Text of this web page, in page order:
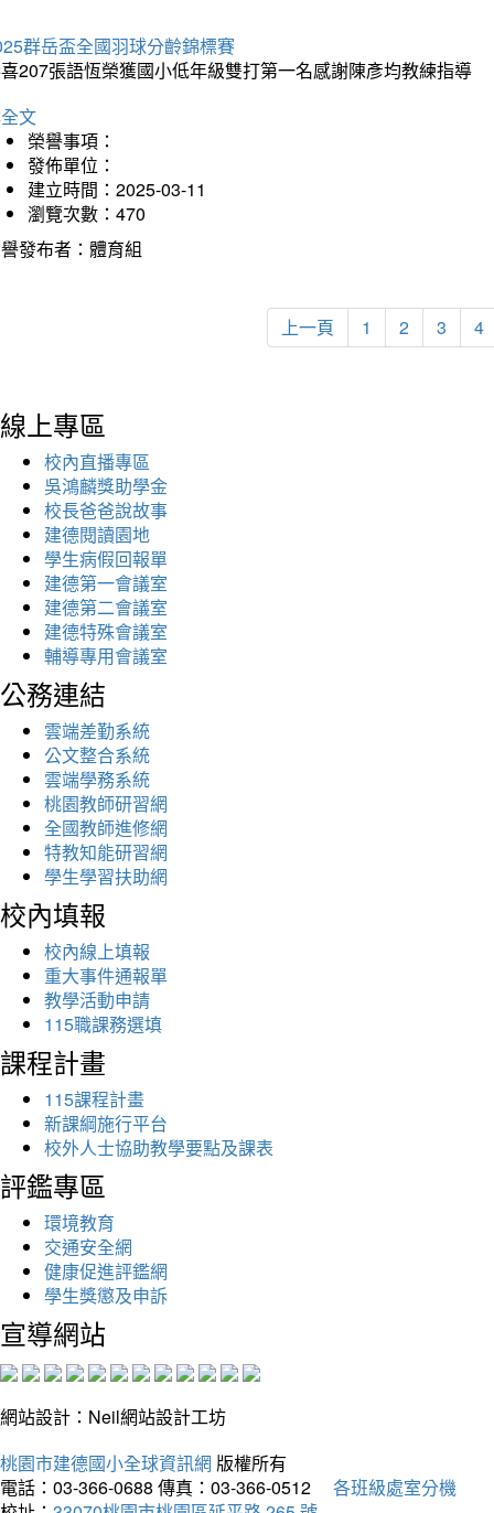
群岳盃全國羽球分齡錦標賽
207張語恆榮獲國小低年級雙打第一名感謝陳彥均教練指導
文
榮譽事項：
發佈單位：
建立時間：2025-03-11
瀏覽次數：470
發布者：體育組
上一頁 1 2 3 4
線上專區
校內直播專區
吳鴻麟獎助學金
校長爸爸說故事
建德閱讀園地
學生病假回報單
建德第一會議室
建德第二會議室
建德特殊會議室
輔導專用會議室
公務連結
雲端差勤系統
公文整合系統
雲端學務系統
桃園教師研習網
全國教師進修網
特教知能研習網
學生學習扶助網
校內填報
校內線上填報
重大事件通報單
教學活動申請
115職課務選填
課程計畫
115課程計畫
新課綱施行平台
校外人士協助教學要點及課表
評鑑專區
環境教育
交通安全網
健康促進評鑑網
學生獎懲及申訴
宣導網站
網站設計：Neil網站設計工坊
桃園市建德國小全球資訊網 版權所有
電話：03-366-0688 傳真：03-366-0512
各班級處室分機